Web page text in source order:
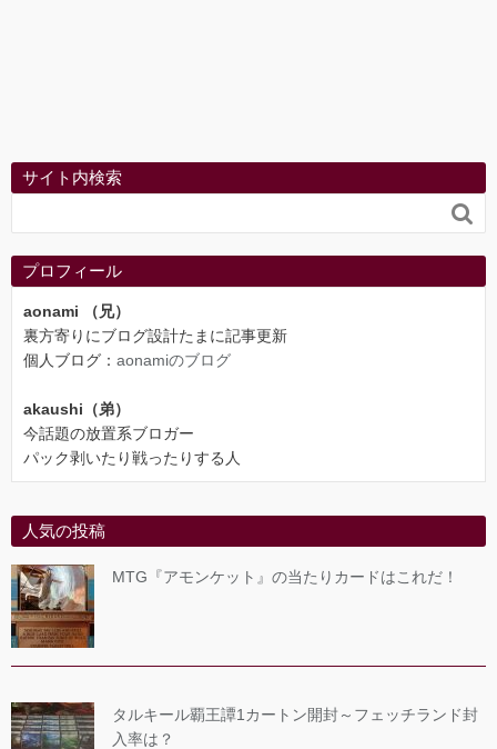
サイト内検索

プロフィール
aonami （兄）
裏方寄りにブログ設計たまに記事更新
個人ブログ： aonamiのブログ
akaushi（弟）
今話題の放置系ブロガー
パック剥いたり戦ったりする人
人気の投稿
MTG『アモンケット』の当たりカードはこれだ！
タルキール覇王譚1カートン開封～フェッチランド封
入率は？